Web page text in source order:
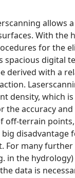
allows
With the
for the
spacious digital
derived with a
density, which
the accuracy
off-terrain
disadvantage
For many further
in the
data is